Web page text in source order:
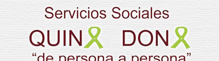
al
contenido